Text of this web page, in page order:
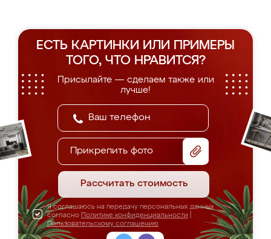
ЕСТЬ КАРТИНКИ ИЛИ ПРИМЕРЫ
ТОГО, ЧТО НРАВИТСЯ?
Присылайте — сделаем также или
лучше!
Прикрепить фото
Рассчитать стоимость
Я соглашаюсь на передачу персональных данных
согласно Политике конфиденциальности
Пользовательскому соглашению